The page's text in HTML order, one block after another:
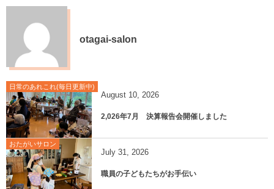
otagai-salon
日常のあれこれ(毎日更新中)
August 10, 2026
2,026年7月 決算報告会開催しました
おたがいサロン
July 31, 2026
職員の子どもたちがお手伝い